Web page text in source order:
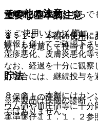
その他の注意
１５．１． 臨床使用に
湿疹悪化、皮膚炎悪化等
貯法
（保管上の注意）
室温保存。
重要な基本的注意
８．１． 本剤の使用に
状）を考慮して投与する
なお、経過を十分に観察
い場合には、継続投与を
８．２． 本剤にはカン
ウム値や血圧値等に十分
１．１、１１．１．２参
一般名、製品名どちらで
※ ご使用いただく際に
情報も併せてご確認下さ
※本製品は疾病の診断・
ではありません。